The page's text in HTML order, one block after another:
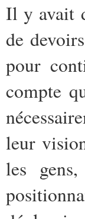
Il y avait
de
pour
compte
leur
les